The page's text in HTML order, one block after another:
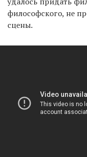
философского, не
сцены.